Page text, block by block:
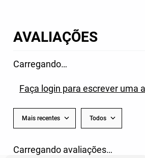
AVALIAÇÕES
Carregando…
Faça login para escrever uma
Mais recentes Todos
Carregando avaliações…